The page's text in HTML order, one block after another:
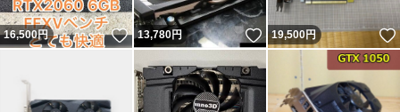
16,500円 いいね！
13,780円 いいね！
19,500円